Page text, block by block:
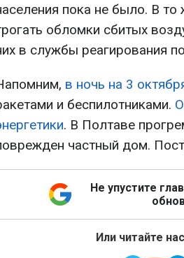
пока не было. В
обломки сбитых
в службы реагирования
в ночь на 3
и беспилотниками.
. В Полтаве
частный дом.
Не упустите
Или читайте